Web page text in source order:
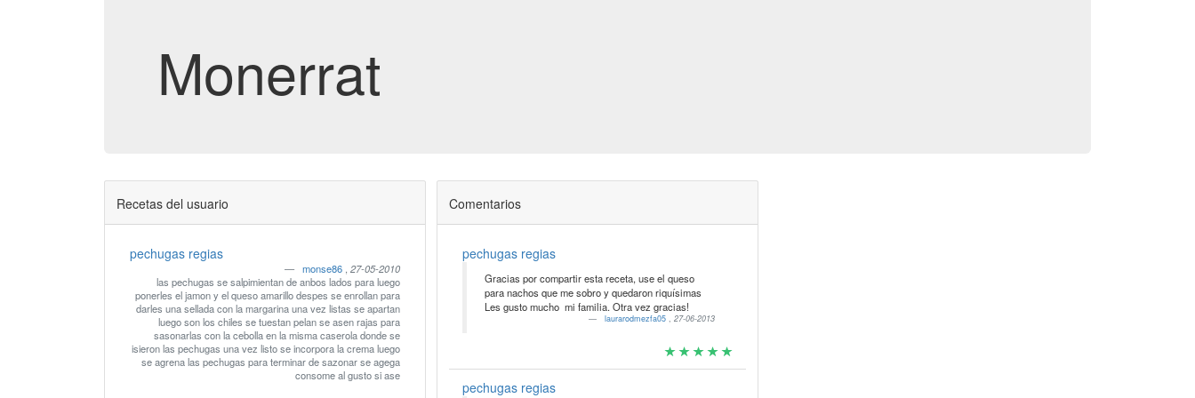
Monerrat
Recetas del usuario
pechugas regias
monse86 ,27-05-2010
las pechugas se salpimientan de anbos lados para luego
ponerles el jamon y el queso amarillo despes se enrollan para
darles una sellada con la margarina una vez listas se apartan
luego son los chiles se tuestan pelan se asen rajas para
sasonarlas con la cebolla en la misma caserola donde se
isieron las pechugas una vez listo se incorpora la crema luego
se agrena las pechugas para terminar de sazonar se agega
consome al gusto si ase
Comentarios
pechugas regias
Gracias por compartir esta receta, use el queso
para nachos que me sobro y quedaron riquísimas
Les gusto mucho mi familia. Otra vez gracias!
laurarodmezfa05,27-06-2013
pechugas regias